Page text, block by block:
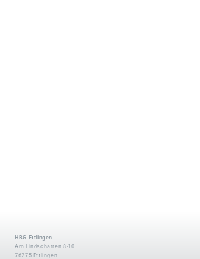
HBG Ettlingen
Am Lindscharren 8-10
76275 Ettlingen